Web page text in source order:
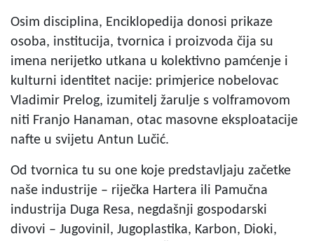
Osim disciplina, Enciklopedija donosi prikaze
osoba, institucija, tvornica i proizvoda čija su
imena nerijetko utkana u kolektivno pamćenje i
kulturni identitet nacije: primjerice nobelovac
Vladimir Prelog, izumitelj žarulje s volframovom
niti Franjo Hanaman, otac masovne eksploatacije
nafte u svijetu Antun Lučić.
Od tvornica tu su one koje predstavljaju začetke
naše industrije – riječka Hartera ili Pamučna
industrija Duga Resa, negdašnji gospodarski
divovi – Jugovinil, Jugoplastika, Karbon, Dioki,